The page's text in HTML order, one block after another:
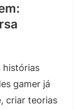
histórias
gamer já
criar teorias